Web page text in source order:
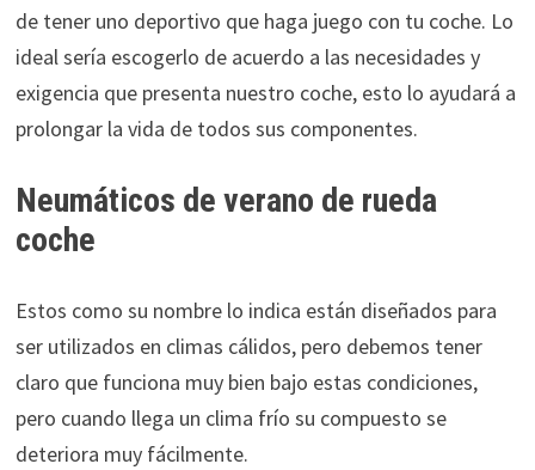
de tener uno deportivo que haga juego con tu coche. Lo
ideal sería escogerlo de acuerdo a las necesidades y
exigencia que presenta nuestro coche, esto lo ayudará a
prolongar la vida de todos sus componentes.
Neumáticos de verano de rueda
coche
Estos como su nombre lo indica están diseñados para
ser utilizados en climas cálidos, pero debemos tener
claro que funciona muy bien bajo estas condiciones,
pero cuando llega un clima frío su compuesto se
deteriora muy fácilmente.